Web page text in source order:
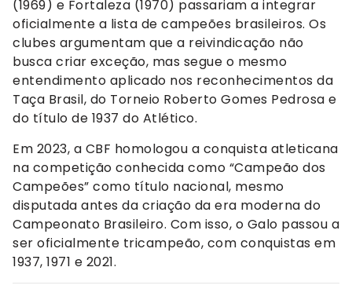
(1969) e Fortaleza (1970) passariam a integrar
oficialmente a lista de campeões brasileiros. Os
clubes argumentam que a reivindicação não
busca criar exceção, mas segue o mesmo
entendimento aplicado nos reconhecimentos da
Taça Brasil, do Torneio Roberto Gomes Pedrosa e
do título de 1937 do Atlético.
Em 2023, a CBF homologou a conquista atleticana
na competição conhecida como “Campeão dos
Campeões” como título nacional, mesmo
disputada antes da criação da era moderna do
Campeonato Brasileiro. Com isso, o Galo passou a
ser oficialmente tricampeão, com conquistas em
1937, 1971 e 2021.